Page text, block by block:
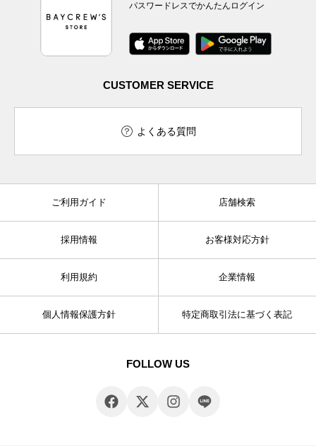
パスワードレスでかんたんログイン
CUSTOMER SERVICE
よくある質問
ご利用ガイド 店舗検索
採用情報 お客様対応方針
利用規約 企業情報
個人情報保護方針 特定商取引法に基づく表記
FOLLOW US